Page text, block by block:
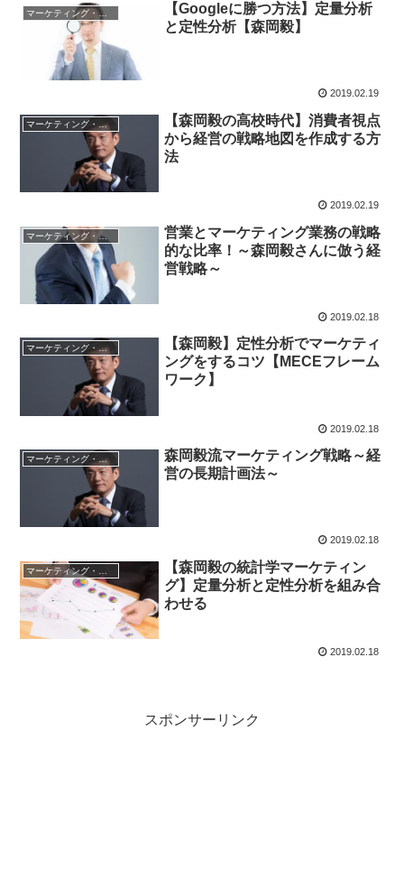
マーケティング・営業戦略
【Googleに勝つ方法】定量分析
と定性分析【森岡毅】
2019.02.19
マーケティング・営業戦略
【森岡毅の高校時代】消費者視点
から経営の戦略地図を作成する方
法
2019.02.19
マーケティング・営業戦略
営業とマーケティング業務の戦略
的な比率！～森岡毅さんに倣う経
営戦略～
2019.02.18
マーケティング・営業戦略
【森岡毅】定性分析でマーケティ
ングをするコツ【MECEフレーム
ワーク】
2019.02.18
マーケティング・営業戦略
森岡毅流マーケティング戦略～経
営の長期計画法～
2019.02.18
【森岡毅の統計学マーケティン
グ】定量分析と定性分析を組み合
わせる
2019.02.18
スポンサーリンク